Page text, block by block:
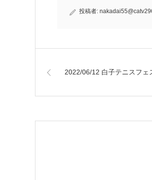
投稿者:
2022/06/12 白子テニスフェ